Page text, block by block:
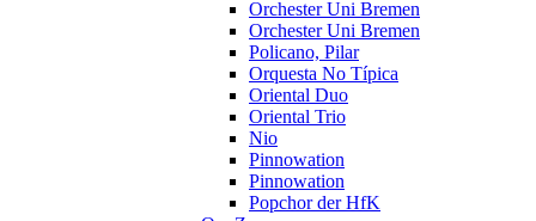
Orchester Uni Bremen
Orchester Uni Bremen
Policano, Pilar
Orquesta No Típica
Oriental Duo
Oriental Trio
Nio
Pinnowation
Pinnowation
Popchor der HfK